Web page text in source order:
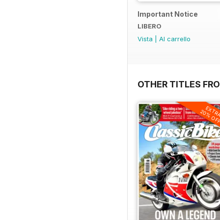
Important Notice
LIBERO
Vista
Al carrello
OTHER TITLES
20%